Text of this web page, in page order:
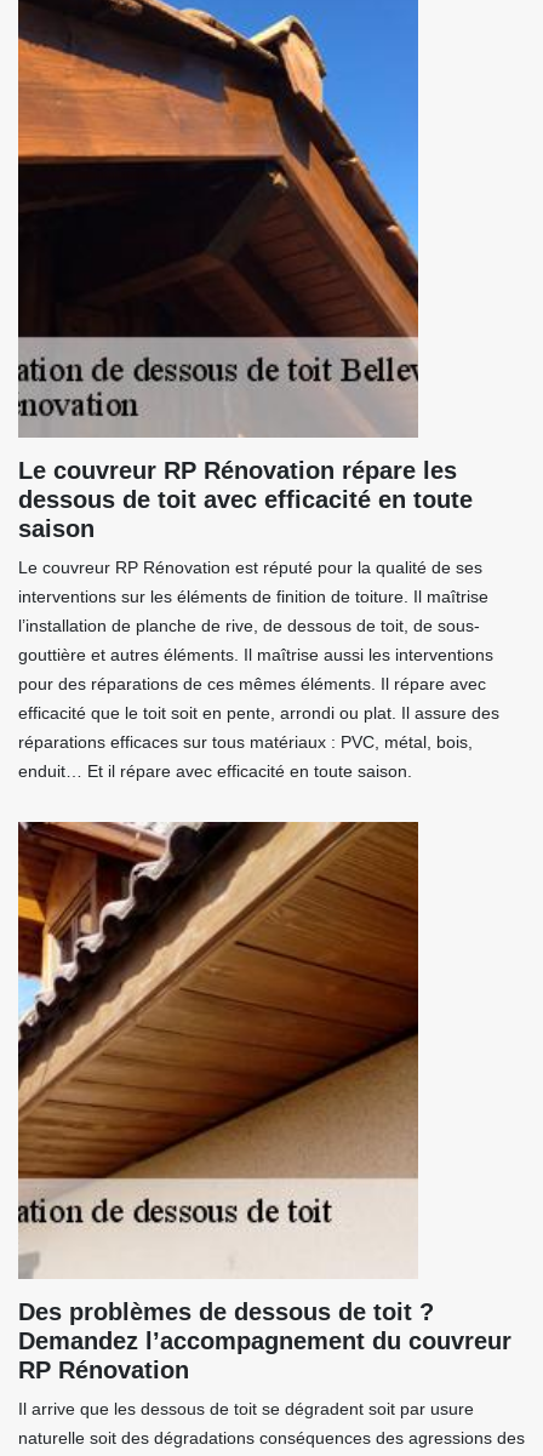
Le couvreur RP Rénovation répare les
dessous de toit avec efficacité en toute
saison
Le couvreur RP Rénovation est réputé pour la qualité de ses
interventions sur les éléments de finition de toiture. Il maîtrise
l’installation de planche de rive, de dessous de toit, de sous-
gouttière et autres éléments. Il maîtrise aussi les interventions
pour des réparations de ces mêmes éléments. Il répare avec
efficacité que le toit soit en pente, arrondi ou plat. Il assure des
réparations efficaces sur tous matériaux : PVC, métal, bois,
enduit… Et il répare avec efficacité en toute saison.
Des problèmes de dessous de toit ?
Demandez l’accompagnement du couvreur
RP Rénovation
Il arrive que les dessous de toit se dégradent soit par usure
naturelle soit des dégradations conséquences des agressions des